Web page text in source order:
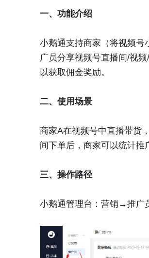
一、功能介绍
小鹅通支持商家（将视频号
广员分享视频号直播间/视
以获取佣金奖励。
二、使用场景
商家A在视频号中直播带货
间下单后，商家可以统计推
三、操作路径
小鹅通管理台：营销→推